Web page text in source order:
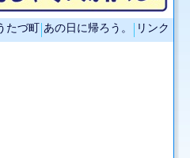
たづ町 あの日に帰ろう。 リンク